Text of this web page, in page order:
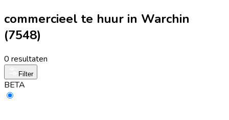
commercieel te huur in Warchin
(7548)
0 resultaten
Filter
BETA